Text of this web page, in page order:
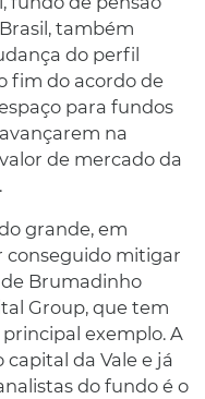
também
do perfil
fim do acordo de
para fundos
na
de mercado da
grande, em
conseguido mitigar
Brumadinho
Group, que tem
principal exemplo. A
da Vale e já
do fundo é o